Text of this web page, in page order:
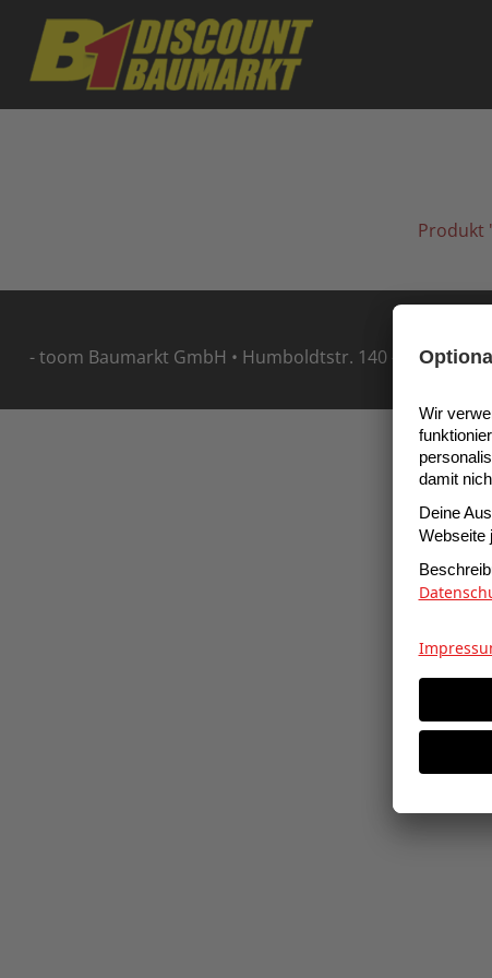
Produkt
- toom Baumarkt GmbH • Humboldtstr. 140 - 144 •